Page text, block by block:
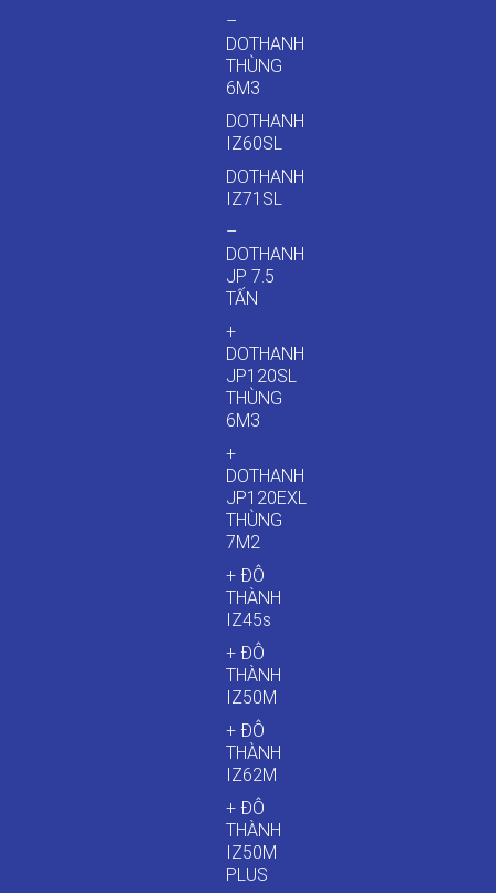
–
DOTHANH
THÙNG
6M3
DOTHANH
IZ60SL
DOTHANH
IZ71SL
–
DOTHANH
JP 7.5
TẤN
+
DOTHANH
JP120SL
THÙNG
6M3
+
DOTHANH
JP120EXL
THÙNG
7M2
+ ĐÔ
THÀNH
IZ45s
+ ĐÔ
THÀNH
IZ50M
+ ĐÔ
THÀNH
IZ62M
+ ĐÔ
THÀNH
IZ50M
PLUS